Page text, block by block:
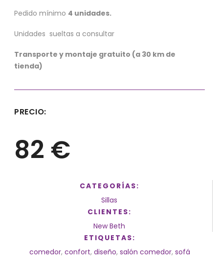
Pedido mínimo 4 unidades.
Unidades sueltas a consultar
Transporte y montaje gratuito (a 30 km de
tienda)
PRECIO:
82 €
CATEGORÍAS:
Sillas
CLIENTES:
New Beth
ETIQUETAS:
comedor, confort, diseño, salón comedor, sofá